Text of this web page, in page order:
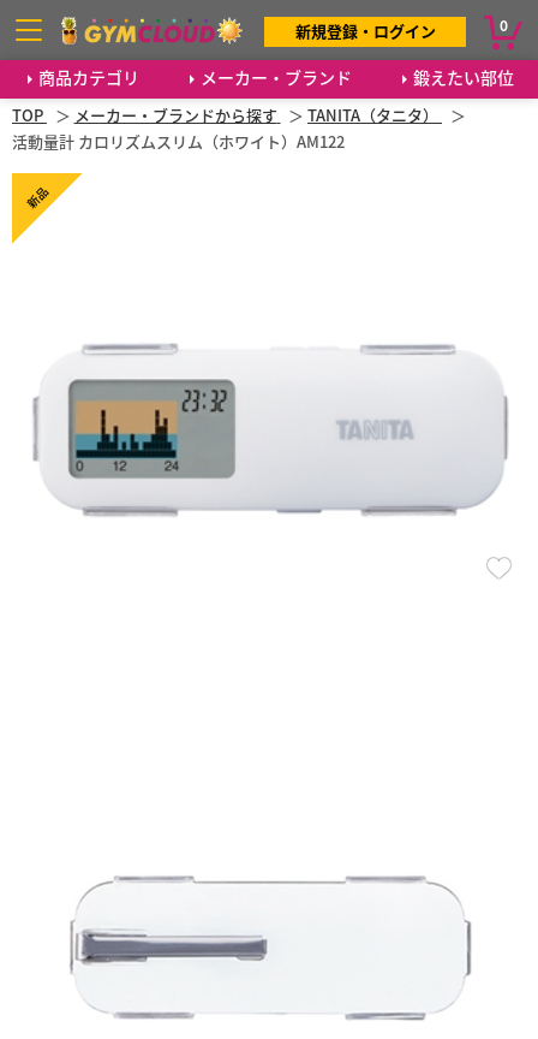
商品カテゴリ メーカー・ブランド 鍛えたい部位
新規登録・ログイン 0
TOP メーカー・ブランドから探す
TANITA（タニタ）
活動量計 カロリズムスリム（ホワイト）AM122
新品